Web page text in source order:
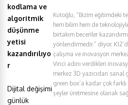
Kutoğlu, “Bizim eğitimdeki
hem bilim hem de
birtakım beceriler
yönlendirmedir.” diyor.
çalışma ve inovasyon
Vinci adını verdikleri
merkez 3D yazıcıdan
green box’a kadar çok
şeyler üretmesine olanak
kodlama ve
algoritmik
düşünme
yetisi
kazandırılıyo
r
Dijital değişimi
günlük